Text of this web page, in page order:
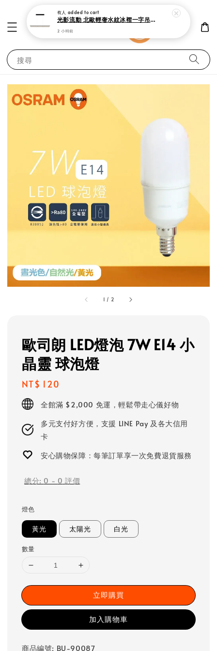
搜尋
1 / 2
歐司朗 LED燈泡 7W E14 小
晶靈 球泡燈
Regular
price
NT$ 120
全館滿 $2,000 免運，輕鬆帶走心儀好物
多元支付好方便，支援 LINE Pay 及各大信用
卡
安心購物保障：每筆訂單享一次免費退貨服務
總分: 0 - 0 評價
燈色
黃光 太陽光 白光
數量
立即購買
加入購物車
商品編號: BU-90087
有人 added to cart
光影流動 北歐輕奢水紋冰褶一字吊燈 150cm 現代極簡黑 中島吧檯餐廳燈
2 小時前